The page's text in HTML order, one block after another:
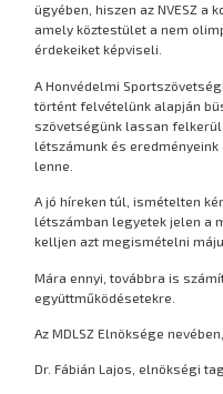
ügyében, hiszen az NVESZ a
amely köztestület a nem
érdekeiket képviseli.
A Honvédelmi
történt felvételünk alapján
szövetségünk lassan
létszámunk és
lenne.
A jó híreken túl, ismételten
létszámban legyetek jelen a
kelljen azt megismételni
Mára ennyi, továbbra is
együttműködésetekre.
Az MDLSZ Elnöksége
Dr. Fábián Lajos, elnökségi